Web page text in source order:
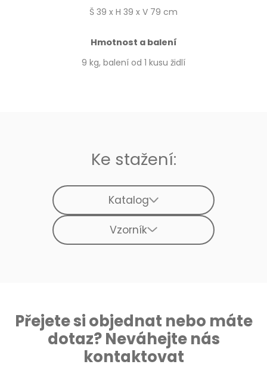
Š 39 x H 39 x V 79 cm
Hmotnost a balení
9 kg, balení od 1 kusu židlí
Ke stažení:
Katalog
Vzorník
Přejete si objednat nebo máte
dotaz? Neváhejte nás
kontaktovat